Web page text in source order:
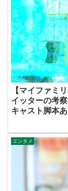
【マイファミ
イッターの考
キャスト脚本
エンタメ